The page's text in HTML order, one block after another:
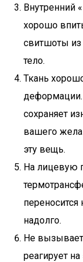
Внутренний
хорошо
свитшоты из
тело.
Ткань
деформации.
сохраняет
вашего
эту вещь.
На лицевую
надолго.
Не
реагирует